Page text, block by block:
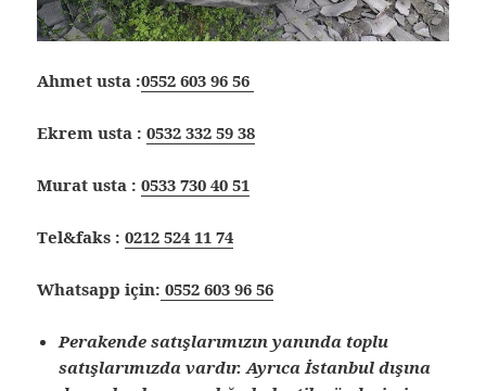
Ahmet usta :0552 603 96 56
Ekrem usta :0532 332 59 38
Murat usta :0533 730 40 51
Tel&faks :0212 524 11 74
Whatsapp için: 0552 603 96 56
Perakende satışlarımızın yanında toplu
satışlarımızda vardır. Ayrıca İstanbul dışına